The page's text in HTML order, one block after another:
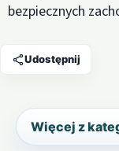
bezpiecznych
Udostępnij
Więcej z